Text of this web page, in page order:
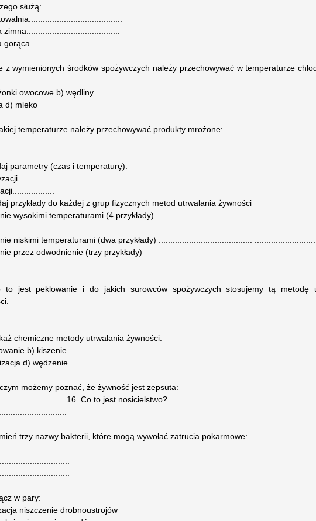
służą:
zimna........................................
gorąca........................................
z wymienionych środków spożywczych należy przechowywać w temperaturze
owocowe b) wędliny
d) mleko
temperaturze należy przechowywać produkty mrożone:
parametry (czas i temperaturę):
przykłady do każdej z grup fizycznych metod utrwalania żywności
wysokimi temperaturami (4 przykłady)
........................................
niskimi temperaturami (dwa przykłady) ........................................
przez odwodnienie (trzy przykłady)
to jest peklowanie i do jakich surowców spożywczych stosujemy tą metodę
chemiczne metody utrwalania żywności:
b) kiszenie
d) wędzenie
możemy poznać, że żywność jest zepsuta:
Co to jest nosicielstwo?
trzy nazwy bakterii, które mogą wywołać zatrucia pokarmowe:
w pary:
niszczenie drobnoustrojów